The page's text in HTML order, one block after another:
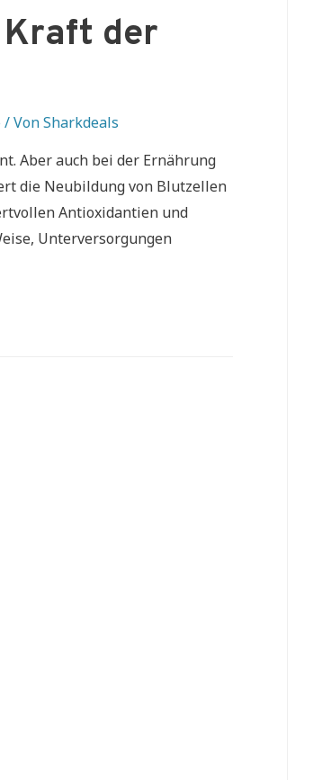
der
/ VonSharkdeals
Aber auch bei der Ernährung
die Neubildung von Blutzellen
Antioxidantien und
Unterversorgungen